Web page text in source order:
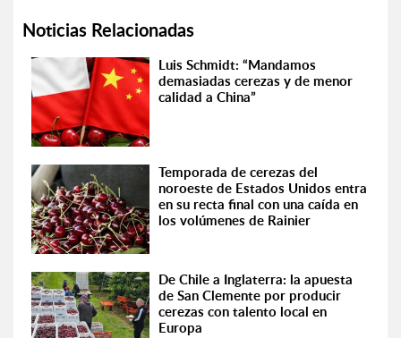
Noticias Relacionadas
Luis Schmidt: “Mandamos
demasiadas cerezas y de menor
calidad a China”
Temporada de cerezas del
noroeste de Estados Unidos entra
en su recta final con una caída en
los volúmenes de Rainier
De Chile a Inglaterra: la apuesta
de San Clemente por producir
cerezas con talento local en
Europa